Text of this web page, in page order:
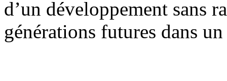
d’un développement sans
générations futures dans